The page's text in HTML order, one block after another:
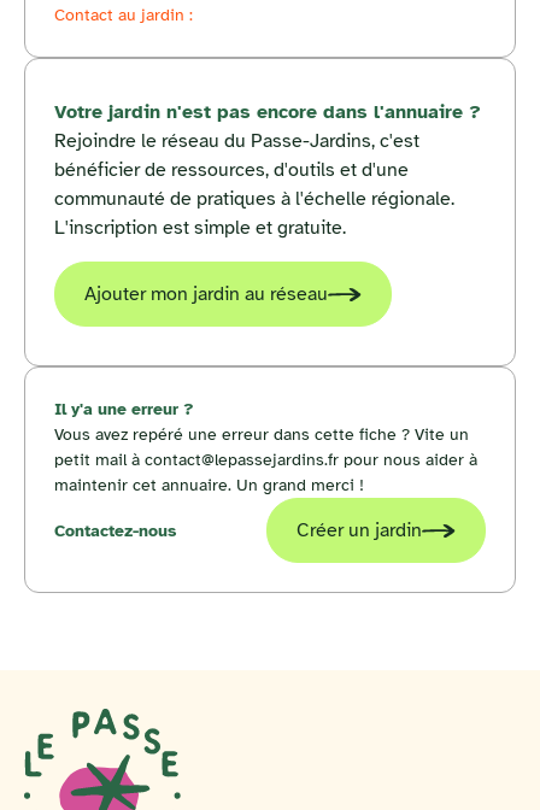
Contact au jardin :
Votre jardin n'est pas encore dans l'annuaire ?
Rejoindre le réseau du Passe-Jardins, c'est
bénéficier de ressources, d'outils et d'une
communauté de pratiques à l'échelle régionale.
L'inscription est simple et gratuite.
Ajouter mon jardin au réseau
Il y'a une erreur ?
Vous avez repéré une erreur dans cette fiche ? Vite un
petit mail à contact@lepassejardins.fr pour nous aider à
maintenir cet annuaire. Un grand merci !
Contactez-nous Créer un jardin